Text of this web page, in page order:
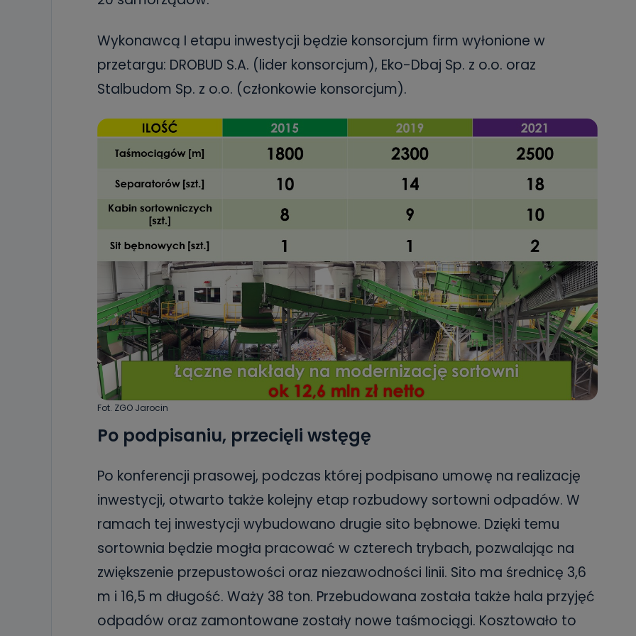
Do kiedy Państwa dane osobowe będą przechowywane?
Do czasu wycofania zgody lub, jeśli dane będą przetwarzane na podstawie prawnie
uzasadnionego celu administratora – do momentu wniesienia sprzeciwu.
Jakie dane osobowe przetwarzamy?
Przetwarzane kategorie Państwa danych osobowych to dane, które pochodzą
Państwa (lub zostały przekazane w Państwa imieniu) lub dane osobowe, które zostały
źródeł publicznie dostępnych, w szczególności: imię i nazwisko, adres e-mail, telefon
oraz partnerzy wspomagający administratora w jego biznesowej działalności.
Jak skontaktować się z inspektorem danych osobowych?
poczta@tvproart.pl
Wykonawcą I etapu inwestycji będzie konsorcjum firm wyłonione w
przetargu: DROBUD S.A. (lider konsorcjum), Eko-Dbaj Sp. z o.o. oraz
Stalbudom Sp. z o.o. (członkowie konsorcjum).
Fot. ZGO Jarocin
Po podpisaniu, przecięli wstęgę
Po konferencji prasowej, podczas której podpisano umowę na realizację
inwestycji, otwarto także kolejny etap rozbudowy sortowni odpadów. W
ramach tej inwestycji wybudowano drugie sito bębnowe. Dzięki temu
sortownia będzie mogła pracować w czterech trybach, pozwalając na
zwiększenie przepustowości oraz niezawodności linii. Sito ma średnicę 3,6
m i 16,5 m długość. Waży 38 ton. Przebudowana została także hala przyjęć
odpadów oraz zamontowane zostały nowe taśmociągi. Kosztowało to